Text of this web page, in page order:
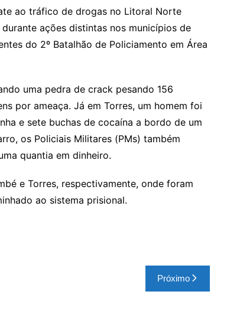
ao tráfico de drogas no Litoral Norte
ações distintas nos municípios de
do 2º Batalhão de Policiamento em Área
uma pedra de crack pesando 156
por ameaça. Já em Torres, um homem foi
e sete buchas de cocaína a bordo de um
os Policiais Militares (PMs) também
quantia em dinheiro.
e Torres, respectivamente, onde foram
ao sistema prisional.
Próximo